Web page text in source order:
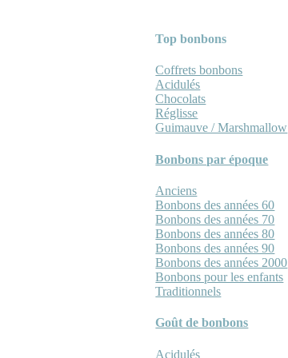
Top bonbons
Coffrets bonbons
Acidulés
Chocolats
Réglisse
Guimauve / Marshmallow
Bonbons par époque
Anciens
Bonbons des années 60
Bonbons des années 70
Bonbons des années 80
Bonbons des années 90
Bonbons des années 2000
Bonbons pour les enfants
Traditionnels
Goût de bonbons
Acidulés